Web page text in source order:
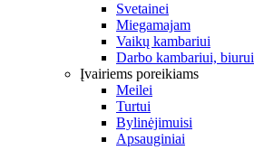
Svetainei
Miegamajam
Vaikų kambariui
Darbo kambariui, biurui
Įvairiems poreikiams
Meilei
Turtui
Bylinėjimuisi
Apsauginiai